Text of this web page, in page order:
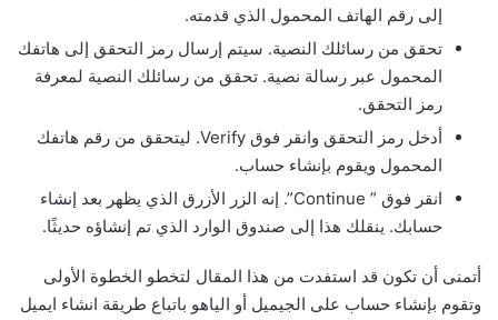
إلى رقم الهاتف المحمول الذي قدمته.
تحقق من رسائلك النصية. سيتم إرسال رمز التحقق إلى هاتفك
المحمول عبر رسالة نصية. تحقق من رسائلك النصية لمعرفة
رمز التحقق.
أدخل رمز التحقق وانقر فوق Verify. ليتحقق من رقم هاتفك
المحمول ويقوم بإنشاء حساب.
انقر فوق ” Continue”. إنه الزر الأزرق الذي يظهر بعد إنشاء
حسابك. ينقلك هذا إلى صندوق الوارد الذي تم إنشاؤه حديثًا.
أتمنى أن تكون قد استفدت من هذا المقال لتخطو الخطوة الأولى
وتقوم بإنشاء حساب على الجيميل أو الياهو باتباع طريقة انشاء ايميل